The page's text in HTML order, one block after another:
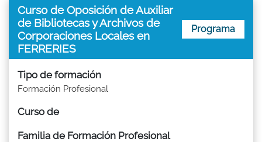
Curso de Oposición de Auxiliar
de Bibliotecas y Archivos de
Corporaciones Locales en
FERRERIES
Programa
Tipo de formación
Formación Profesional
Curso de
Familia de Formación Profesional